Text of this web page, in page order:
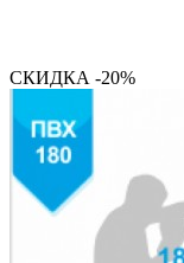
СКИДКА -20%